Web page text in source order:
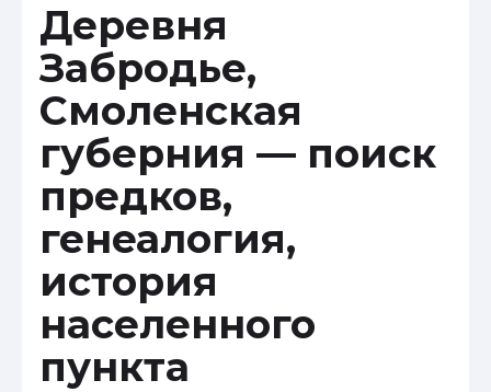
Деревня
Забродье,
Смоленская
губерния — поиск
предков,
генеалогия,
история
населенного
пункта